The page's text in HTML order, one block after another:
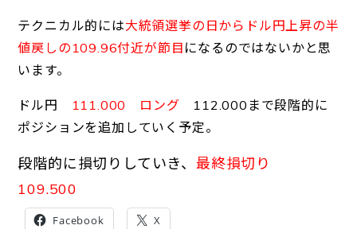
テクニカル的には大統領選挙の日からドル円上昇の半
値戻しの109.96付近が節目 になるのではないかと思
います。
ドル円 111.000 ロング 112.000まで段階的に
ポジションを追加していく予定。
段階的に損切りしていき、 最終損切り
109.500
Facebook X